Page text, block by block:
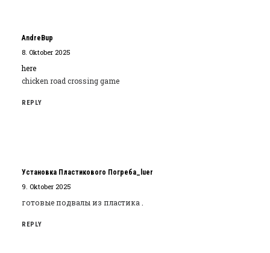
AndreBup
8. Oktober 2025
here
сhicken road crossing game
REPLY
Установка Пластикового Погреба_luer
9. Oktober 2025
готовые подвалы из пластика
REPLY